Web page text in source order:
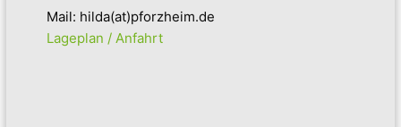
Mail: hilda(at)pforzheim.de
Lageplan / Anfahrt